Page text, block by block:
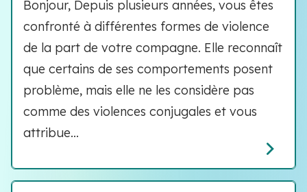
Bonjour, Depuis plusieurs années, vous êtes
confronté à différentes formes de violence
de la part de votre compagne. Elle reconnaît
que certains de ses comportements posent
problème, mais elle ne les considère pas
comme des violences conjugales et vous
attribue...